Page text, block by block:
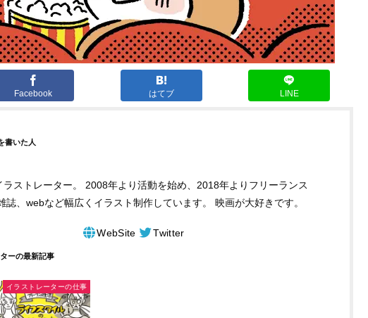
Facebook はてブ LINE
ラストレーター。 2008年より活動を始め、2018年よりフリーランス
誌、webなど幅広くイラスト制作しています。 映画が大好きです。
WebSite Twitter
イラストレーターの仕事